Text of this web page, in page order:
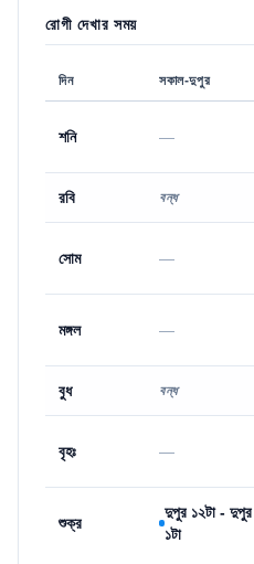
রোগী দেখার সময়
দিন সকাল-দুপুর
শনি —
রবি বন্ধ
সোম —
মঙ্গল —
বুধ বন্ধ
বৃহঃ —
শুক্র
দুপুর ১২টা - দুপুর
১টা